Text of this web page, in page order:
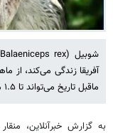
آفریقا زندگی می‌کند، از
ماقبل تاریخ می‌تواند تا ۱.۵ متر رشد کند.
به گزارش خبرآنلاین،